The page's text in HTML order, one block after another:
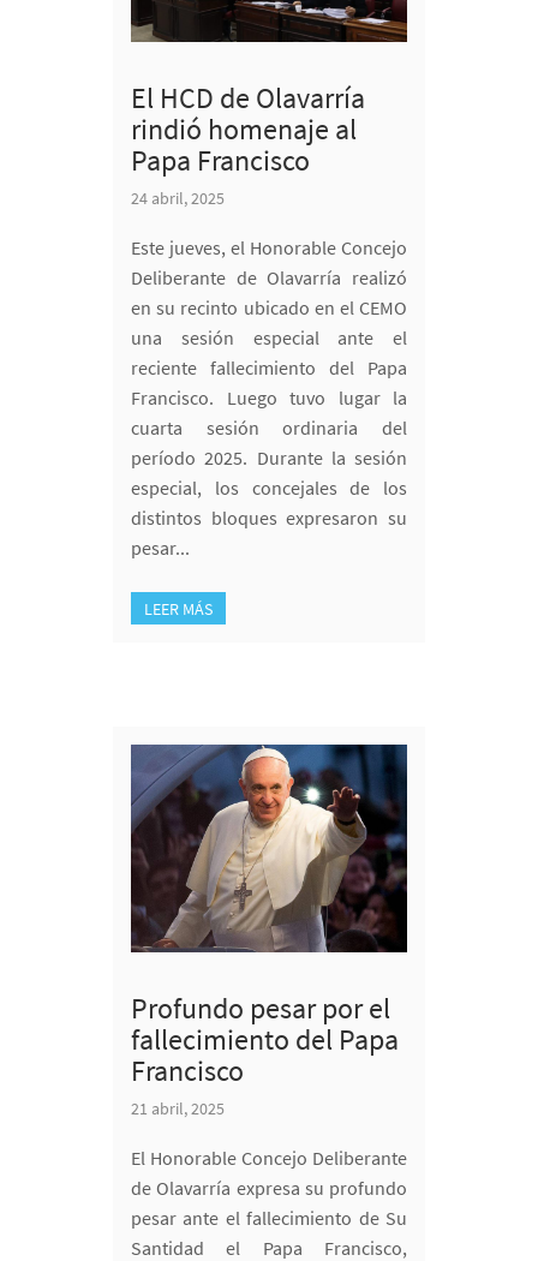
El HCD de Olavarría
rindió homenaje al
Papa Francisco
24 abril, 2025
Este jueves, el Honorable Concejo
Deliberante de Olavarría realizó
en su recinto ubicado en el CEMO
una sesión especial ante el
reciente fallecimiento del Papa
Francisco. Luego tuvo lugar la
cuarta sesión ordinaria del
período 2025. Durante la sesión
especial, los concejales de los
distintos bloques expresaron su
pesar...
LEER MÁS
Profundo pesar por el
fallecimiento del Papa
Francisco
21 abril, 2025
El Honorable Concejo Deliberante
de Olavarría expresa su profundo
pesar ante el fallecimiento de Su
Santidad el Papa Francisco,